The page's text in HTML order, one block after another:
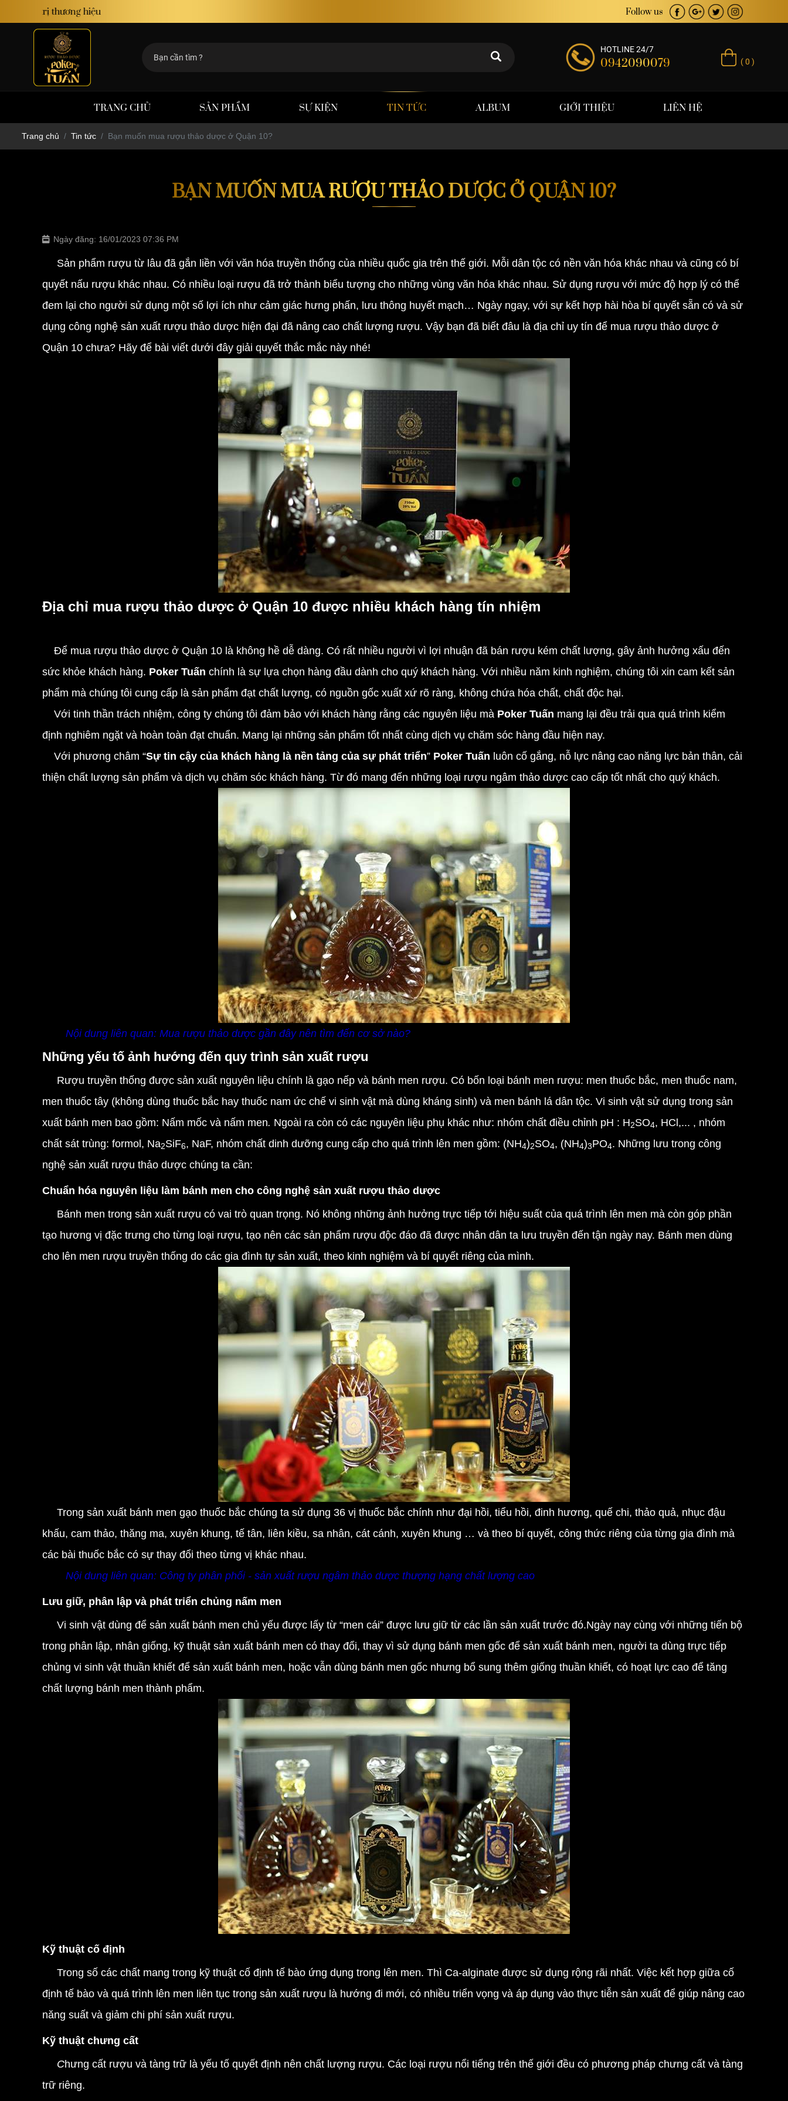
Follow us
HOTLINE 24/7
0942090079 ( 0 )
TRANG CHỦ SẢN PHẨM SỰ KIỆN TIN TỨC ALBUM GIỚI THIỆU LIÊN HỆ
Trang chủ Tin tức Bạn muốn mua rượu thảo dược ở Quận 10?
BẠN MUỐN MUA RƯỢU THẢO DƯỢC Ở QUẬN 10?
Ngày đăng: 16/01/2023 07:36 PM
Sản phẩm rượu từ lâu đã gắn liền với văn hóa truyền thống của nhiều quốc gia trên thế giới. Mỗi dân tộc có nền văn hóa khác nhau và cũng có bí
quyết nấu rượu khác nhau. Có nhiều loại rượu đã trở thành biểu tượng cho những vùng văn hóa khác nhau. Sử dụng rượu với mức độ hợp lý có thể
đem lại cho người sử dụng một số lợi ích như cảm giác hưng phấn, lưu thông huyết mạch… Ngày ngay, với sự kết hợp hài hòa bí quyết sẵn có và sử
dụng công nghệ sản xuất rượu thảo dược hiện đại đã nâng cao chất lượng rượu. Vậy bạn đã biết đâu là địa chỉ uy tín để mua rượu thảo dược ở
Quận 10 chưa? Hãy để bài viết dưới đây giải quyết thắc mắc này nhé!
Địa chỉ mua rượu thảo dược ở Quận 10 được nhiều khách hàng tín nhiệm
Để mua rượu thảo dược ở Quận 10 là không hề dễ dàng. Có rất nhiều người vì lợi nhuận đã bán rượu kém chất lượng, gây ảnh hưởng xấu đến
sức khỏe khách hàng. Poker Tuấn chính là sự lựa chọn hàng đầu dành cho quý khách hàng. Với nhiều năm kinh nghiệm, chúng tôi xin cam kết sản
phẩm mà chúng tôi cung cấp là sản phẩm đạt chất lượng, có nguồn gốc xuất xứ rõ ràng, không chứa hóa chất, chất độc hại.
Với tinh thần trách nhiệm, công ty chúng tôi đảm bảo với khách hàng rằng các nguyên liệu mà Poker Tuấn mang lại đều trải qua quá trình kiểm
định nghiêm ngặt và hoàn toàn đạt chuẩn. Mang lại những sản phẩm tốt nhất cùng dịch vụ chăm sóc hàng đầu hiện nay.
Với phương châm “Sự tin cậy của khách hàng là nền tảng của sự phát triển” Poker Tuấn luôn cố gắng, nỗ lực nâng cao năng lực bản thân, cải
thiện chất lượng sản phẩm và dịch vụ chăm sóc khách hàng. Từ đó mang đến những loại rượu ngâm thảo dược cao cấp tốt nhất cho quý khách.
Nội dung liên quan: Mua rượu thảo dược gần đây nên tìm đến cơ sở nào?
Những yếu tố ảnh hướng đến quy trình sản xuất rượu
Rượu truyền thống được sản xuất nguyên liệu chính là gạo nếp và bánh men rượu. Có bốn loại bánh men rượu: men thuốc bắc, men thuốc nam,
men thuốc tây (không dùng thuốc bắc hay thuốc nam ức chế vi sinh vật mà dùng kháng sinh) và men bánh lá dân tộc. Vi sinh vật sử dụng trong sản
xuất bánh men bao gồm: Nấm mốc và nấm men. Ngoài ra còn có các nguyên liệu phụ khác như: nhóm chất điều chỉnh pH : H2SO4, HCl,... , nhóm
chất sát trùng: formol, Na2SiF6, NaF, nhóm chất dinh dưỡng cung cấp cho quá trình lên men gồm: (NH4)2SO4, (NH4)3PO4. Những lưu trong công
nghệ sản xuất rượu thảo dược chúng ta cần:
Chuẩn hóa nguyên liệu làm bánh men cho công nghệ sản xuất rượu thảo dược
Bánh men trong sản xuất rượu có vai trò quan trọng. Nó không những ảnh hưởng trực tiếp tới hiệu suất của quá trình lên men mà còn góp phần
tạo hương vị đặc trưng cho từng loại rượu, tạo nên các sản phẩm rượu độc đáo đã được nhân dân ta lưu truyền đến tận ngày nay. Bánh men dùng
cho lên men rượu truyền thống do các gia đình tự sản xuất, theo kinh nghiệm và bí quyết riêng của mình.
Trong sản xuất bánh men gạo thuốc bắc chúng ta sử dụng 36 vị thuốc bắc chính như đại hồi, tiểu hồi, đinh hương, quế chi, thảo quả, nhục đậu
khấu, cam thảo, thăng ma, xuyên khung, tế tân, liên kiều, sa nhân, cát cánh, xuyên khung … và theo bí quyết, công thức riêng của từng gia đình mà
các bài thuốc bắc có sự thay đổi theo từng vị khác nhau.
Nội dung liên quan: Công ty phân phối - sản xuất rượu ngâm thảo dược thượng hạng chất lượng cao
Lưu giữ, phân lập và phát triển chủng nấm men
Vi sinh vật dùng để sản xuất bánh men chủ yếu được lấy từ “men cái” được lưu giữ từ các lần sản xuất trước đó.Ngày nay cùng với những tiến bộ
trong phân lập, nhân giống, kỹ thuật sản xuất bánh men có thay đổi, thay vì sử dụng bánh men gốc để sản xuất bánh men, người ta dùng trực tiếp
chủng vi sinh vật thuần khiết để sản xuất bánh men, hoặc vẫn dùng bánh men gốc nhưng bổ sung thêm giống thuần khiết, có hoạt lực cao để tăng
chất lượng bánh men thành phẩm.
Kỹ thuật cố định
Trong số các chất mang trong kỹ thuật cố định tế bào ứng dụng trong lên men. Thì Ca-alginate được sử dụng rộng rãi nhất. Việc kết hợp giữa cố
định tế bào và quá trình lên men liên tục trong sản xuất rượu là hướng đi mới, có nhiều triển vọng và áp dụng vào thực tiễn sản xuất để giúp nâng cao
năng suất và giảm chi phí sản xuất rượu.
Kỹ thuật chưng cất
Chưng cất rượu và tàng trữ là yếu tố quyết định nên chất lượng rượu. Các loại rượu nổi tiếng trên thế giới đều có phương pháp chưng cất và tàng
trữ riêng.